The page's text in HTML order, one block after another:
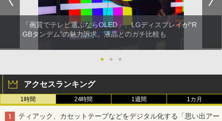
「画質でテレビ選ぶならOLED」、LGディスプレイが“R
GBタンデム”の魅力訴求。液晶とのガチ比較も
● ● ●
アクセスランキング
1時間 24時間 1週間 1カ月
ティアック、カセットテープなどをデジタル化する「思い出アー